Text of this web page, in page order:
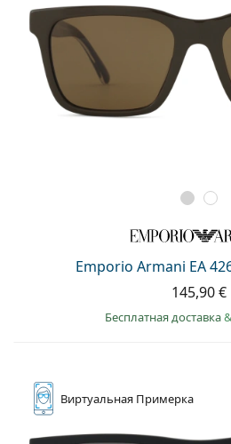
Emporio Armani EA
145,90 €
Бесплатная доставка&
Виртуальная Примерка